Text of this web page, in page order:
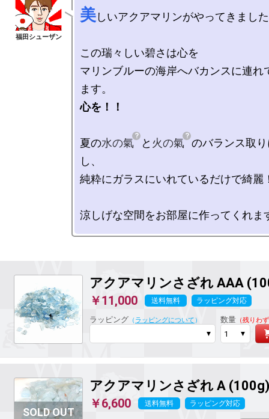
美しいアクアマリンがやってきまし
この瑞々しい碧さは心を
マリンブルーの海岸へバカンスに連れ
心を！！
夏の水の氣 と 火の氣 のバランス取
し、
純粋にガラスにいれているだけで綺麗
アクアマリンさざれ AAA
￥11,000 送料無料 ラッピング対応
ラッピング （ ラッピングについて ） 数量（残りわ
アクアマリンさざれ A (100g)
￥6,600 送料無料 ラッピング対応